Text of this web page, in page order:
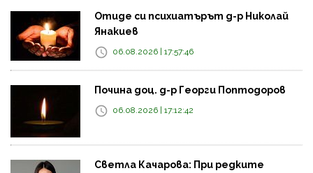
Отиде си психиатърът д-р Николай
Янакиев
06.08.2026 | 17:57:46
Почина доц. д-р Георги Поптодоров
06.08.2026 | 17:12:42
Светла Качарова: При редките